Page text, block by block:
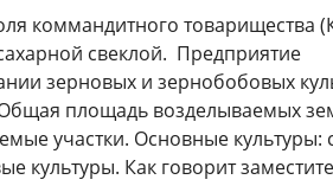
коммандитного товарищества
свеклой. Предприятие
зерновых и зернобобовых
площадь возделываемых
участки. Основные культуры:
культуры. Как говорит